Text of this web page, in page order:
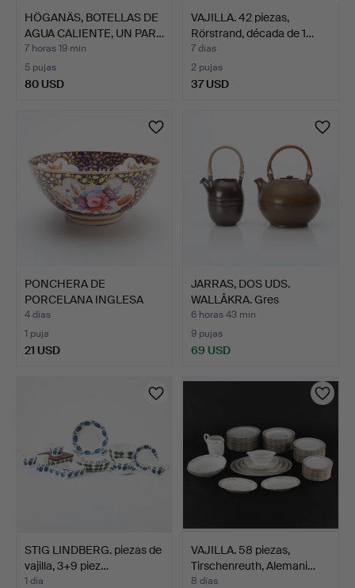
HÖGANÄS, BOTELLAS DE
AGUA CALIENTE, UN PAR…
7 horas 19 min
5 pujas
80 USD
VAJILLA. 42 piezas,
Rörstrand, década de 1…
7 días
2 pujas
37 USD
PONCHERA DE
PORCELANA INGLESA
DEL SIGLO XI…
4 días
1 puja
21 USD
JARRAS, DOS UDS.
WALLÅKRA. Gres
esmaltado …
6 horas 43 min
9 pujas
69 USD
STIG LINDBERG. piezas de
vajilla, 3+9 piez…
1 día
VAJILLA. 58 piezas,
Tirschenreuth, Alemani…
8 días